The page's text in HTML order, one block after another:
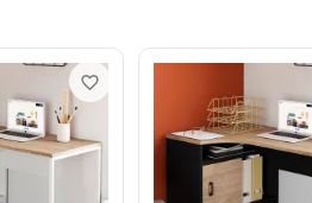
favorite_border